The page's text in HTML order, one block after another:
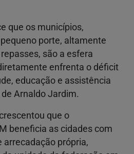
que os municípios,
porte, altamente
são a esfera
enfrenta o déficit
educação e assistência
Arnaldo Jardim.
que o
beneficia as cidades com
arrecadação própria,